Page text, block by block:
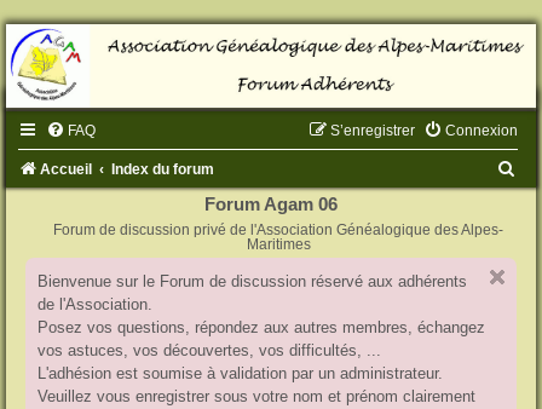
FAQ Connexion
S’enregistrer
Accueil Index du forum
Forum Agam 06
Forum de discussion privé de l'Association Généalogique des Alpes-
Maritimes
Bienvenue sur le Forum de discussion réservé aux adhérents
de l'Association.
Posez vos questions, répondez aux autres membres, échangez
vos astuces, vos découvertes, vos difficultés, ...
L'adhésion est soumise à validation par un administrateur.
Veuillez vous enregistrer sous votre nom et prénom clairement